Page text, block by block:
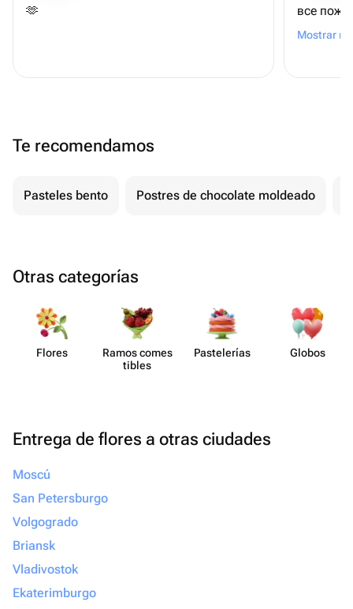
🫶
все
Спасибо
Mostrar
Te recomendamos
Pasteles bento Postres de chocolate moldeado
Otras categorías
Flores
Ramos comes​
tibles
Paste​lerías Globos
Entrega de flores a otras ciudades
Moscú
San Petersburgo
Volgogrado
Briansk
Vladivostok
Ekaterimburgo